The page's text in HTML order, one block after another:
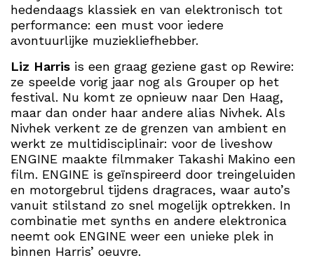
hedendaags klassiek en van elektronisch tot
performance: een must voor iedere
avontuurlijke muziekliefhebber.
Liz Harris is een graag geziene gast op Rewire:
ze speelde vorig jaar nog als Grouper op het
festival. Nu komt ze opnieuw naar Den Haag,
maar dan onder haar andere alias Nivhek. Als
Nivhek verkent ze de grenzen van ambient en
werkt ze multidisciplinair: voor de liveshow
ENGINE maakte filmmaker Takashi Makino een
film. ENGINE is geïnspireerd door treingeluiden
en motorgebrul tijdens dragraces, waar auto’s
vanuit stilstand zo snel mogelijk optrekken. In
combinatie met synths en andere elektronica
neemt ook ENGINE weer een unieke plek in
binnen Harris’ oeuvre.